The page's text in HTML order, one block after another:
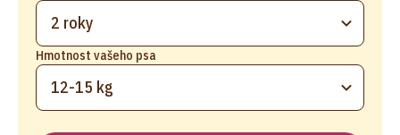
2 roky
Hmotnost vašeho psa
12-15 kg